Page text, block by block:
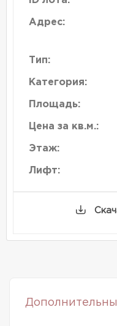
Адрес:
Тип:
Категория:
Площадь:
Цена за кв.м.:
Этаж:
Лифт: